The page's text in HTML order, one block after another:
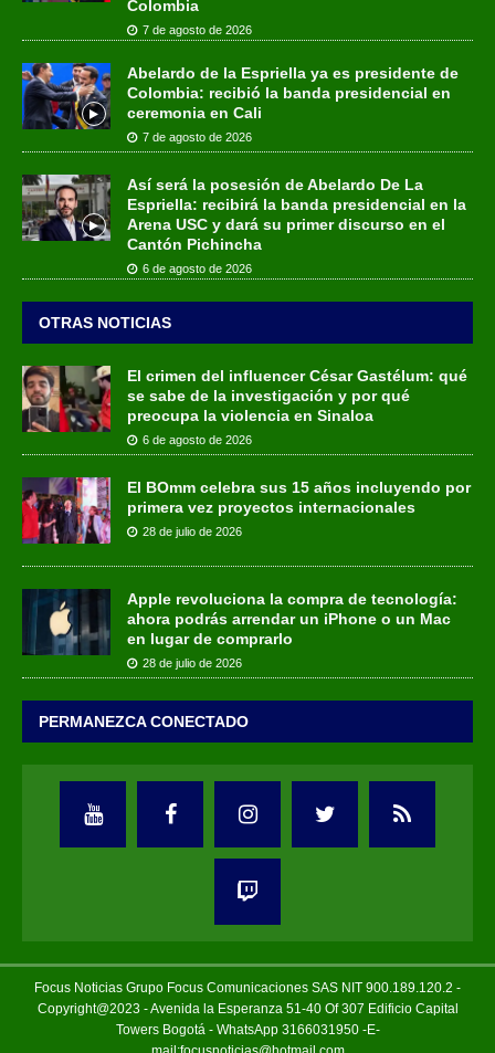
Colombia
7 de agosto de 2026
Abelardo de la Espriella ya es presidente de
Colombia: recibió la banda presidencial en
ceremonia en Cali
7 de agosto de 2026
Así será la posesión de Abelardo De La
Espriella: recibirá la banda presidencial en la
Arena USC y dará su primer discurso en el
Cantón Pichincha
6 de agosto de 2026
OTRAS NOTICIAS
El crimen del influencer César Gastélum: qué
se sabe de la investigación y por qué
preocupa la violencia en Sinaloa
6 de agosto de 2026
El BOmm celebra sus 15 años incluyendo por
primera vez proyectos internacionales
28 de julio de 2026
Apple revoluciona la compra de tecnología:
ahora podrás arrendar un iPhone o un Mac
en lugar de comprarlo
28 de julio de 2026
PERMANEZCA CONECTADO
Focus Noticias Grupo Focus Comunicaciones SAS NIT 900.189.120.2 -
Copyright@2023 - Avenida la Esperanza 51-40 Of 307 Edificio Capital
Towers Bogotá - WhatsApp 3166031950 -E-